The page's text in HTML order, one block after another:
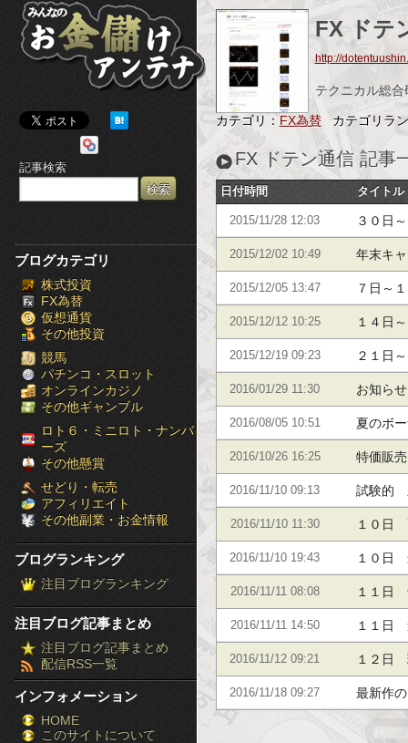
み
ん
な
の
お
金
儲
け
ア
ン
テ
ナ
［ブ
ロ
グ
ラ
ン
キ
ン
グ］-
株
記事検索
ブログカテゴリ
株式投資
FX為替
仮想通貨
その他投資
競馬
パチンコ・スロット
オンラインカジノ
その他ギャンブル
ロト６・ミニロト・ナンバ
ーズ
その他懸賞
せどり・転売
アフィリエイト
その他副業・お金情報
ブログランキング
注目ブログランキング
注目ブログ記事まとめ
注目ブログ記事まとめ
配信RSS一覧
インフォメーション
HOME
このサイトについて
FX ドテ
http://
テクニカル総
カテゴリ： FX為替 カテゴリラ
FX ドテン通信 記事
日付時間 タイトル
2015/11/28 12:03 ３０日
2015/12/02 10:49 年末キ
2015/12/05 13:47 ７日～
2015/12/12 10:25 １４日
2015/12/19 09:23 ２１日
2016/01/29 11:30 お知らせ
2016/08/05 10:51 夏のボ
2016/10/26 16:25 特価販
2016/11/10 09:13 試験的
2016/11/10 11:30 １０日
2016/11/10 19:43 １０日
2016/11/11 08:08 １１日
2016/11/11 14:50 １１日
2016/11/12 09:21 １２日
2016/11/18 09:27 最新作